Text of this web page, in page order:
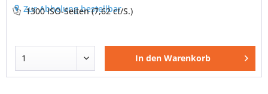
Zur Abholung bestellbar
1300 ISO-Seiten(7,62 ct/S.)
In den Warenkorb